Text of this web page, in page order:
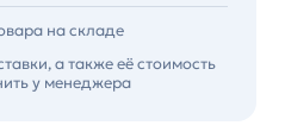
на складе
а также её стоимость
у менеджера